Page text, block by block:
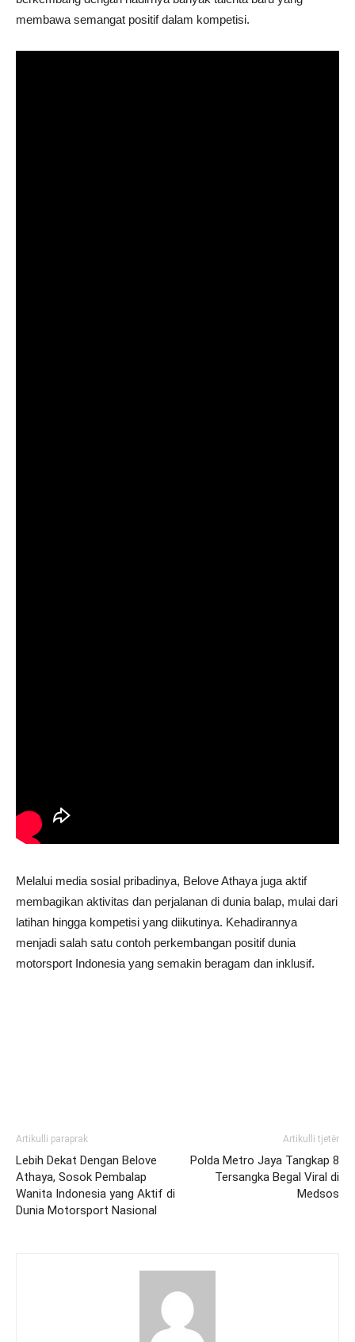
membawa semangat positif dalam kompetisi.
Melalui media sosial pribadinya, Belove Athaya juga aktif
membagikan aktivitas dan perjalanan di dunia balap, mulai dari
latihan hingga kompetisi yang diikutinya. Kehadirannya
menjadi salah satu contoh perkembangan positif dunia
motorsport Indonesia yang semakin beragam dan inklusif.
Artikulli paraprak
Lebih Dekat Dengan Belove
Athaya, Sosok Pembalap
Wanita Indonesia yang Aktif di
Dunia Motorsport Nasional
Artikulli tjetër
Polda Metro Jaya Tangkap 8
Tersangka Begal Viral di
Medsos